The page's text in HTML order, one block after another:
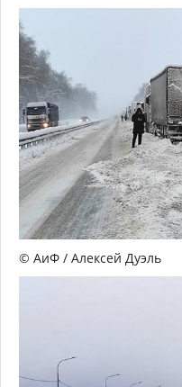
© АиФ / Алексей Дуэль